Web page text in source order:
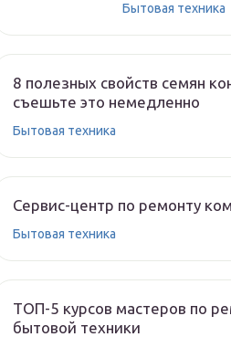
Бытовая техника
8 полезных свойств семян
съешьте это немедленно
Бытовая техника
Сервис-центр по ремонту
Бытовая техника
ТОП-5 курсов мастеров по
бытовой техники